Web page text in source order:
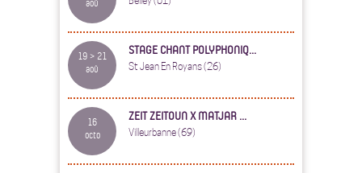
19 > 21
aoû
STAGE CHANT POLYPHONIQ...
St Jean En Royans (26)
16
octo
ZEIT ZEITOUN X MATJAR ...
Villeurbanne (69)